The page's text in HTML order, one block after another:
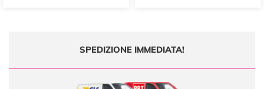
SPEDIZIONE IMMEDIATA!